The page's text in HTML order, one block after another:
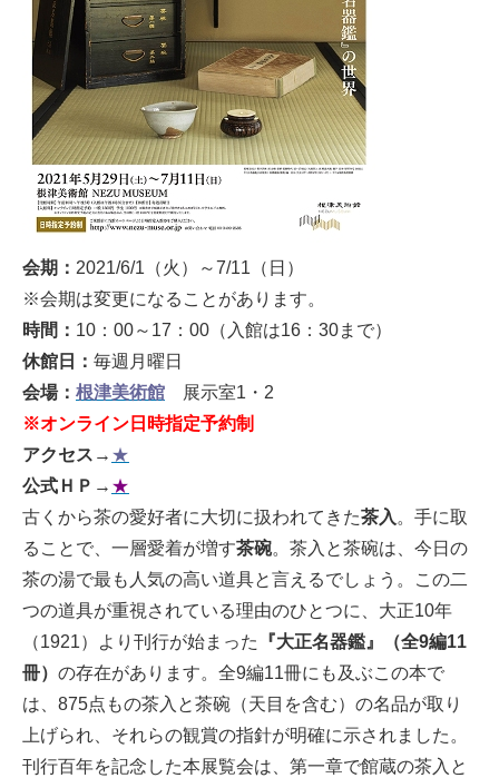
会期： 2021/6/1（火）～7/11（日）
※会期は変更になることがあります。
時間： 10：00～17：00（入館は16：30まで）
休館日： 毎週月曜日
会場： 根津美術館 展示室1・2
※オンライン日時指定予約制
アクセス → ★
公式ＨＰ → ★
古くから茶の愛好者に大切に扱われてきた茶入 。手に取
ることで、一層愛着が増す茶碗。茶入と茶碗は、今日の
茶の湯で最も人気の高い道具と言えるでしょう。この二
つの道具が重視されている理由のひとつに、大正10年
（1921）より刊行が始まった
『大正名器鑑』（全9編11
冊） の存在があります。全9編11冊にも及ぶこの本で
は、875点もの茶入と茶碗（天目を含む）の名品が取り
上げられ、それらの観賞の指針が明確に示されました。
刊行百年を記念した本展覧会は、第一章で館蔵の茶入と